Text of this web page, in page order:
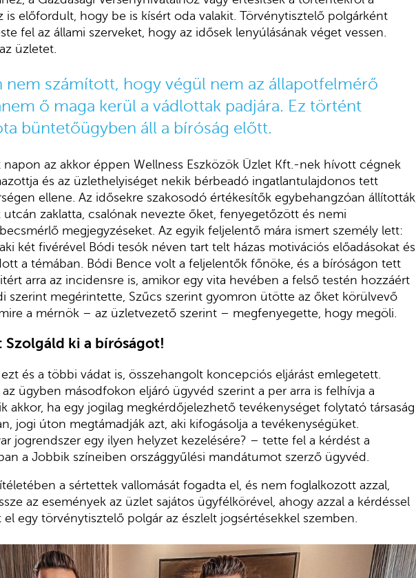
is előfordult, hogy be is kísért oda valakit. Törvénytisztelő polgárként
fel az állami szerveket, hogy az idősek lenyúlásának véget vessen.
üzletet.
nem számított, hogy végül nem az állapotfelmérő
ő maga kerül a vádlottak padjára. Ez történt
büntetőügyben áll a bíróság előtt.
az akkor éppen Wellness Eszközök Üzlet Kft.-nek hívott cégnek
és az üzlethelyiséget nekik bérbeadó ingatlantulajdonos tett
ellene. Az idősekre szakosodó értékesítők egybehangzóan állították,
utcán zaklatta, csalónak nevezte őket, fenyegetőzött és nemi
megjegyzéseket. Az egyik feljelentő mára ismert személy lett:
két fivérével Bódi tesók néven tart telt házas motivációs előadásokat és
a témában. Bódi Bence volt a feljelentők főnöke, és a bíróságon tett
arra az incidensre is, amikor egy vita hevében a felső testén hozzáért
szerint megérintette, Szűcs szerint gyomron ütötte az őket körülvevő
a mérnök – az üzletvezető szerint – megfenyegette, hogy megöli.
Szolgáld ki a bíróságot!
és a többi vádat is, összehangolt koncepciós eljárást emlegetett.
ügyben másodfokon eljáró ügyvéd szerint a per arra is felhívja a
akkor, ha egy jogilag megkérdőjelezhető tevékenységet folytató társaság
jogi úton megtámadják azt, aki kifogásolja a tevékenységüket.
jogrendszer egy ilyen helyzet kezelésére? – tette fel a kérdést a
a Jobbik színeiben országgyűlési mandátumot szerző ügyvéd.
a sértettek vallomását fogadta el, és nem foglalkozott azzal,
az események az üzlet sajátos ügyfélkörével, ahogy azzal a kérdéssel
egy törvénytisztelő polgár az észlelt jogsértésekkel szemben.